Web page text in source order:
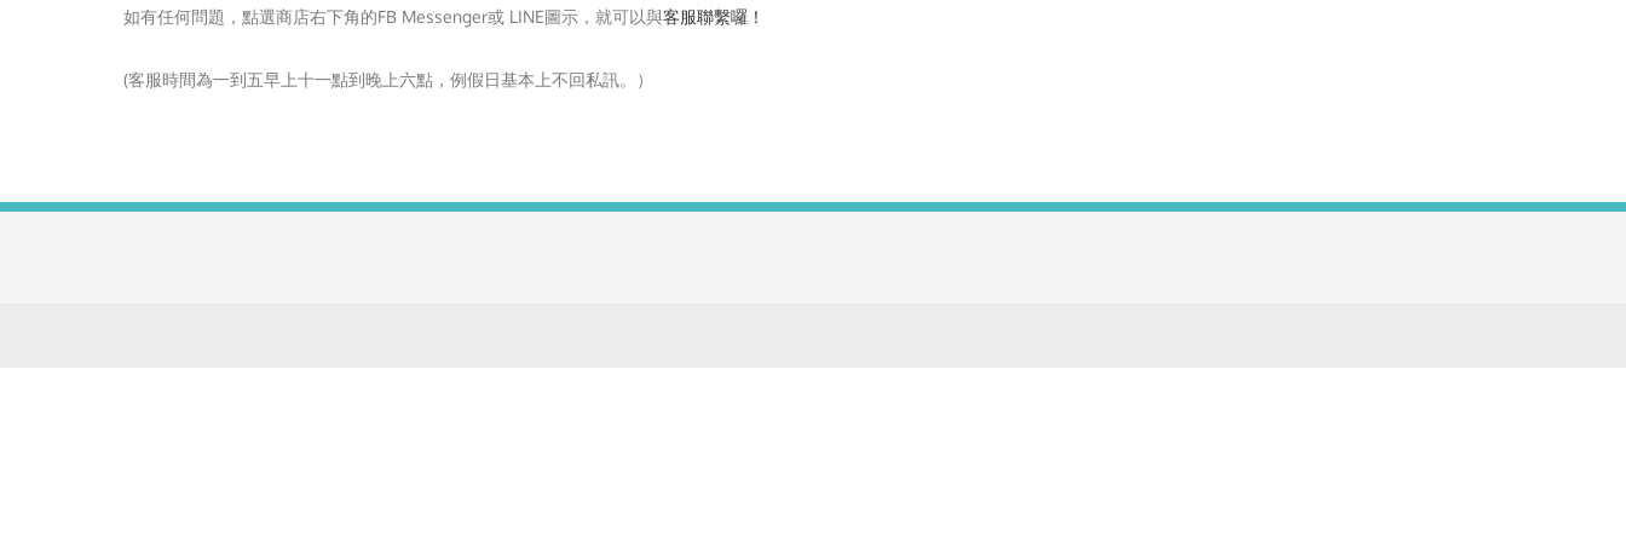
如有任何問題，點選商店右下角的FB Messenger或 LINE圖示，就可以與客服聯繫囉！
(客服時間為一到五早上十一點到晚上六點，例假日基本上不回私訊。）